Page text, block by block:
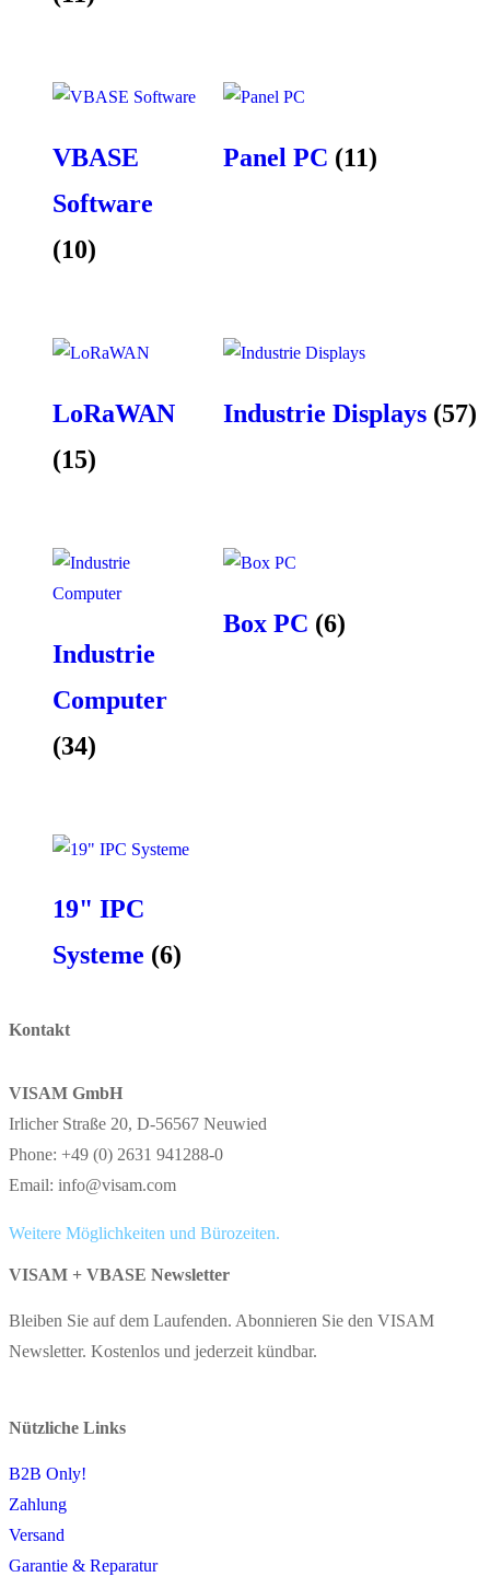
VBASE
Software
(10)
Panel PC (11)
LoRaWAN
(15)
Industrie Displays (57)
Industrie
Computer
(34)
Box PC (6)
19" IPC
Systeme (6)
Kontakt
VISAM GmbH
Irlicher Straße 20, D-56567 Neuwied
Phone: +49 (0) 2631 941288-0
Email: info@visam.com
Weitere Möglichkeiten und Bürozeiten.
VISAM + VBASE Newsletter
Bleiben Sie auf dem Laufenden. Abonnieren Sie den VISAM
Newsletter. Kostenlos und jederzeit kündbar.
Nützliche Links
B2B Only!
Zahlung
Versand
Garantie & Reparatur